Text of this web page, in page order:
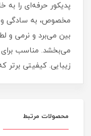
پدیکور حرفه‌ای را به
مخصوص، به سادگی و
بین می‌برد و نرمی و
می‌بخشد. مناسب
زیبایی. کیفیتی
محصولات مرتبط